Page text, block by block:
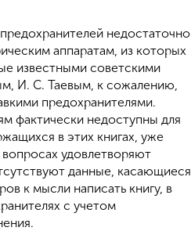
недостаточно
аппаратам, из которых
известными советскими
И. С. Таевым, к сожалению,
предохранителями.
фактически недоступны для
в этих книгах, уже
удовлетворяют
данные, касающиеся
к мысли написать книгу, в
с учетом